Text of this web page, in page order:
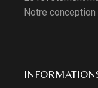
Notre